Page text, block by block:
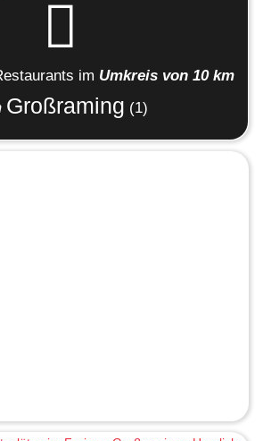
im Umkreis von 10 km
Großraming (1)